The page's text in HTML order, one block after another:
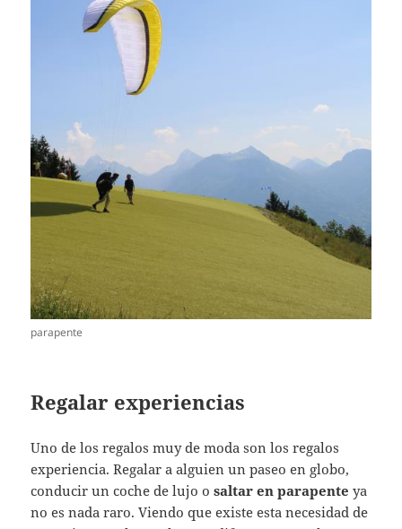
parapente
Regalar experiencias
Uno de los regalos muy de moda son los regalos
experiencia. Regalar a alguien un paseo en globo,
conducir un coche de lujo osaltar en parapente ya
no es nada raro. Viendo que existe esta necesidad de